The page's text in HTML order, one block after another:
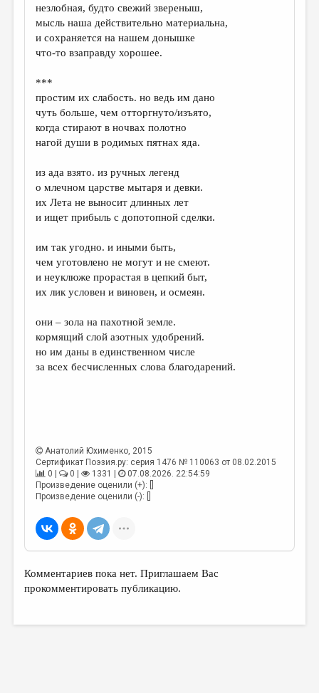
РЕДКОЛЛЕГИЯ
ОТ РЕДАКЦИИ
МАЛАЯ ПРОЗА
ЭССЕИСТИКА
ЛИТЕРАТУРОВЕДЕНИЕ
КУЛЬТУРОВЕДЕНИЕ
РЕЦЕНЗИРОВАНИЕ
ЦИКЛЫ ПУБЛИКАЦИЙ
МЕДИА
ВКОНТАКТЕ
незлобная, будто свежий звереныш,
мысль наша действительно материальна,
и сохраняется на нашем донышке
что-то взаправду хорошее.
***
простим их слабость. но ведь им дано
чуть больше, чем отторгнуто/изъято,
когда стирают в ночвах полотно
нагой души в родимых пятнах яда.
из ада взято. из ручных легенд
о млечном царстве мытаря и девки.
их Лета не выносит длинных лет
и ищет прибыль с допотопной сделки.
им так угодно. и иными быть,
чем уготовлено не могут и не смеют.
и неуклюже прорастая в цепкий быт,
их лик условен и виновен, и осмеян.
они – зола на пахотной земле.
кормящий слой азотных удобрений.
но им даны в единственном числе
за всех бесчисленных слова благодарений.
Анатолий Юхименко, 2015
Сертификат Поэзия.ру: серия 1476 № 110063 от 08.02.2015
0 |
0 | 1331 |
07.08.2026. 22:54:59
Произведение оценили (+): []
Произведение оценили (-): []
Комментариев пока нет. Приглашаем Вас
прокомментировать публикацию.